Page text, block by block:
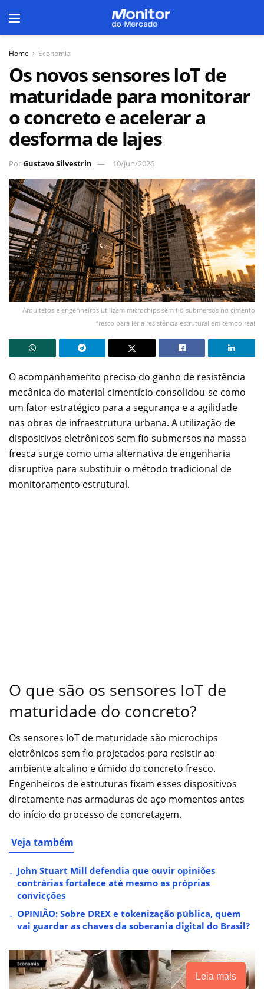
Home Economia
Os novos sensores IoT de
maturidade para monitorar
o concreto e acelerar a
desforma de lajes
PorGustavo Silvestrin 10/jun/2026
Arquitetos e engenheiros utilizam microchips sem fio submersos no cimento
fresco para ler a resistência estrutural em tempo real
O acompanhamento preciso do ganho de resistência
mecânica do material cimentício consolidou-se como
um fator estratégico para a segurança e a agilidade
nas obras de infraestrutura urbana. A utilização de
dispositivos eletrônicos sem fio submersos na massa
fresca surge como uma alternativa de engenharia
disruptiva para substituir o método tradicional de
monitoramento estrutural.
O que são os sensores IoT de
maturidade do concreto?
Os sensores IoT de maturidade são microchips
eletrônicos sem fio projetados para resistir ao
ambiente alcalino e úmido do concreto fresco.
Engenheiros de estruturas fixam esses dispositivos
diretamente nas armaduras de aço momentos antes
do início do processo de concretagem.
Veja também
John Stuart Mill defendia que ouvir opiniões
contrárias fortalece até mesmo as próprias
convicções
OPINIÃO: Sobre DREX e tokenização pública, quem
vai guardar as chaves da soberania digital do Brasil?
Leia mais